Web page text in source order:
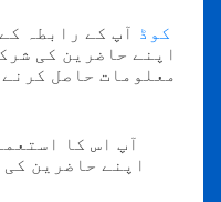
vCard QR کوڈ آپ کے رابطہ
اپنے حاضرین کی
معلومات حاصل
آپ اس کا
اپنے حاضرین